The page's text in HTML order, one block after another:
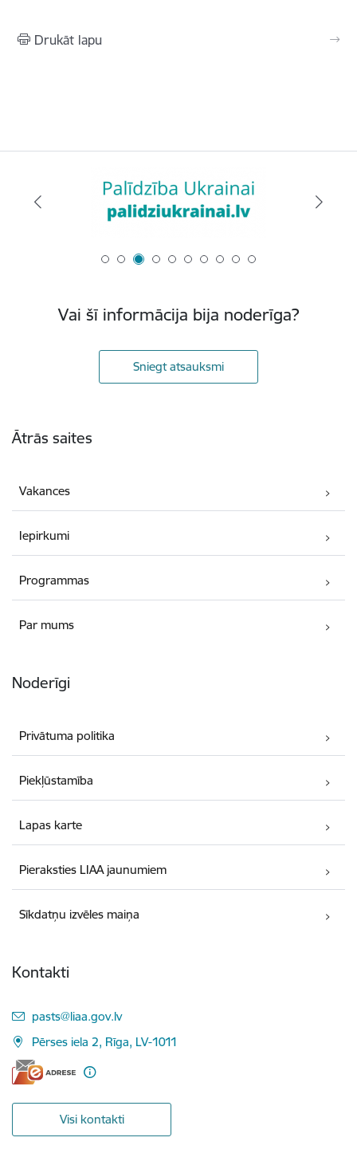
Drukāt lapu
Vai šī informācija bija noderīga?
Sniegt atsauksmi
Ātrās saites
Vakances
Iepirkumi
Programmas
Par mums
Noderīgi
Privātuma politika
Piekļūstamība
Lapas karte
Pieraksties LIAA jaunumiem
Sīkdatņu izvēles maiņa
Kontakti
E-pasts:
pasts@liaa.gov.lv
Pērses iela 2, Rīga, LV-1011
Visi kontakti